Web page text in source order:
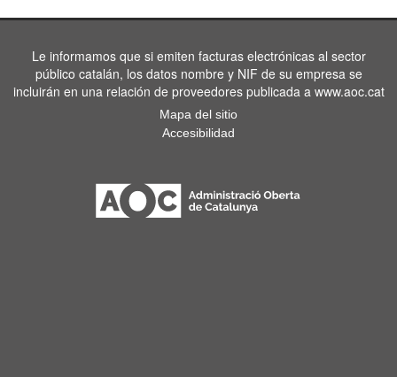
Le informamos que si emiten facturas electrónicas al sector
público catalán, los datos nombre y NIF de su empresa se
incluirán en una relación de proveedores publicada a www.aoc.cat
Mapa del sitio
Accesibilidad